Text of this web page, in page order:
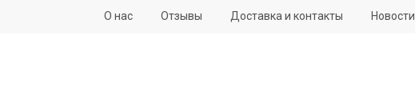
О нас Отзывы Доставка и контакты Новости